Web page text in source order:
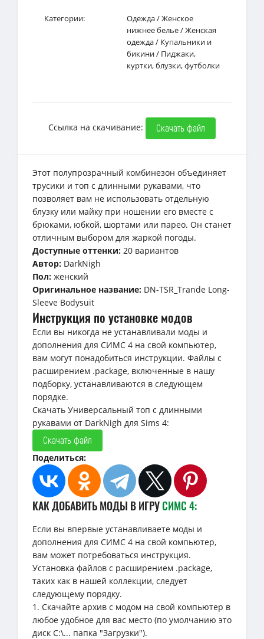
Категории: Одежда/Женское
нижнее белье/Женская
одежда/ Купальники и
бикини/ Пиджаки,
куртки, блузки, футболки
Ссылка на скачивание: Скачать файл
Этот полупрозрачный комбинезон объединяет
трусики и топ с длинными рукавами, что
позволяет вам не использовать отдельную
блузку или майку при ношении его вместе с
брюками, юбкой, шортами или парео. Он станет
отличным выбором для жаркой погоды.
Доступные оттенки: 20 вариантов
Автор: DarkNigh
Пол: женский
Оригинальное название: DN-TSR_Trande Long-
Sleeve Bodysuit
Инструкция по установке модов
Если вы никогда не устанавливали моды и
дополнения для СИМС 4 на свой компьютер,
вам могут понадобиться инструкции. Файлы с
расширением .package, включенные в нашу
подборку, устанавливаются в следующем
порядке.
Скачать Универсальный топ с длинными
рукавами от DarkNigh для Sims 4:
Скачать файл
Поделиться:
КАК ДОБАВИТЬ МОДЫ В ИГРУСИМС 4:
Если вы впервые устанавливаете моды и
дополнения для СИМС 4 на свой компьютер,
вам может потребоваться инструкция.
Установка файлов с расширением .package,
таких как в нашей коллекции, следует
следующему порядку.
1. Скачайте архив с модом на свой компьютер в
любое удобное для вас место (по умолчанию это
диск C:\... папка "Загрузки").